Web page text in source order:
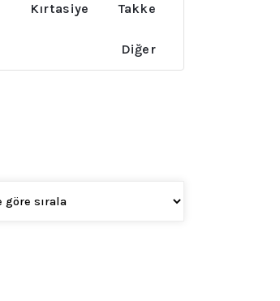
Kırtasiye Takke
Diğer